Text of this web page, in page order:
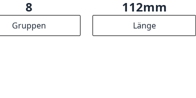
max. Brennweite max. Blende (min. zoom)
72mm